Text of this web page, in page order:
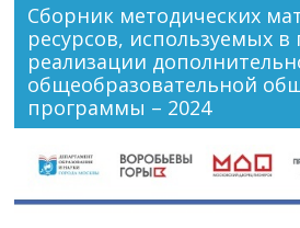
Сборник методических
ресурсов, используемых в
реализации
общеобразовательной
программы – 2024